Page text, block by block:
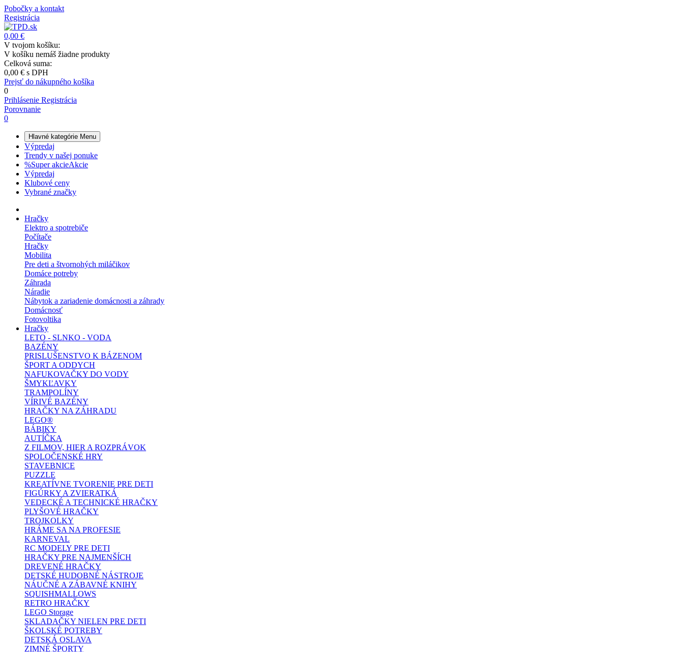
Pobočky a kontakt
Registrácia
0,00 €
V tvojom košíku:
V košíku nemáš žiadne produkty
Celková suma:
0,00 € s DPH
Prejsť do nákupného košíka
0
Prihlásenie Registrácia
Porovnanie
0
Hlavné kategórie Menu
Výpredaj
Trendy v našej ponuke
%Super akcieAkcie
Výpredaj
Klubové ceny
Vybrané značky
Hračky
Elektro a spotrebiče
Počítače
Hračky
Mobilita
Pre deti a štvornohých miláčikov
Domáce potreby
Záhrada
Náradie
Nábytok a zariadenie domácnosti a záhrady
Domácnosť
Fotovoltika
Hračky
LETO - SLNKO - VODA
BAZÉNY
PRISLUŠENSTVO K BÁZENOM
ŠPORT A ODDYCH
NAFUKOVAČKY DO VODY
ŠMYKĽAVKY
TRAMPOLÍNY
VÍRIVÉ BAZÉNY
HRAČKY NA ZÁHRADU
LEGO®
BÁBIKY
AUTÍČKA
Z FILMOV, HIER A ROZPRÁVOK
SPOLOČENSKÉ HRY
STAVEBNICE
PUZZLE
KREATÍVNE TVORENIE PRE DETI
FIGÚRKY A ZVIERATKÁ
VEDECKÉ A TECHNICKÉ HRAČKY
PLYŠOVÉ HRAČKY
TROJKOLKY
HRÁME SA NA PROFESIE
KARNEVAL
RC MODELY PRE DETI
HRAČKY PRE NAJMENŠÍCH
DREVENÉ HRAČKY
DETSKÉ HUDOBNÉ NÁSTROJE
NÁUČNÉ A ZÁBAVNÉ KNIHY
SQUISHMALLOWS
RETRO HRAČKY
LEGO Storage
SKLADAČKY NIELEN PRE DETI
ŠKOLSKÉ POTREBY
DETSKÁ OSLAVA
ZIMNÉ ŠPORTY